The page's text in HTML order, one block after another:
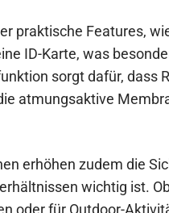
praktische Features,
ID-Karte, was
sorgt dafür, dass
atmungsaktive
erhöhen zudem die
wichtig ist.
oder für Outdoor-